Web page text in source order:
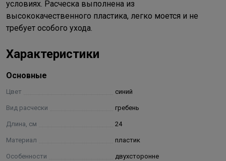
условиях. Расческа выполнена из
высококачественного пластика, легко моется и не
требует особого ухода.
Характеристики
Основные
Цвет синий
Вид расчески гребень
Длина, см 24
Материал пластик
Особенности двухсторонне